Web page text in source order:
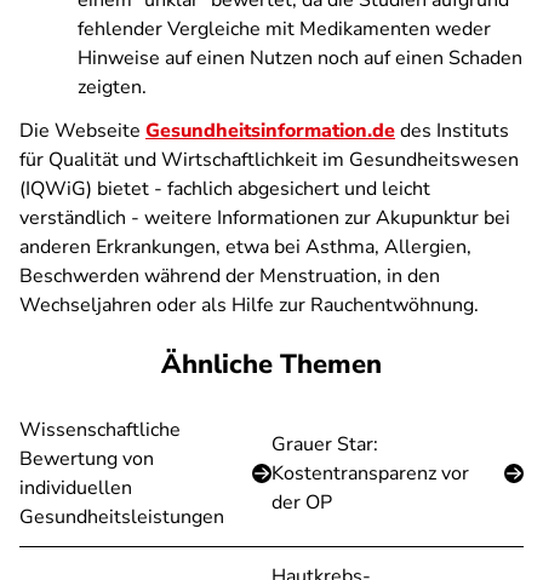
fehlender Vergleiche mit Medikamenten weder
Hinweise auf einen Nutzen noch auf einen Schaden
zeigten.
Die Webseite Gesundheitsinformation.dedes Instituts
für Qualität und Wirtschaftlichkeit im Gesundheitswesen
(IQWiG) bietet - fachlich abgesichert und leicht
verständlich - weitere Informationen zur Akupunktur bei
anderen Erkrankungen, etwa bei Asthma, Allergien,
Beschwerden während der Menstruation, in den
Wechseljahren oder als Hilfe zur Rauchentwöhnung.
Ähnliche Themen
Wissenschaftliche
Bewertung von
individuellen
Gesundheitsleistungen
Grauer Star:
Kostentransparenz vor
der OP